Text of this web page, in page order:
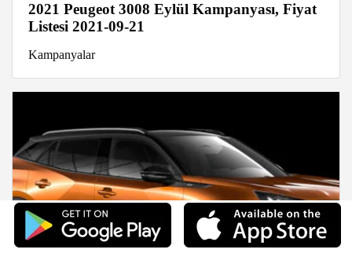
2021 Peugeot 3008 Eylül Kampanyası, Fiyat
Listesi 2021-09-21
Kampanyalar